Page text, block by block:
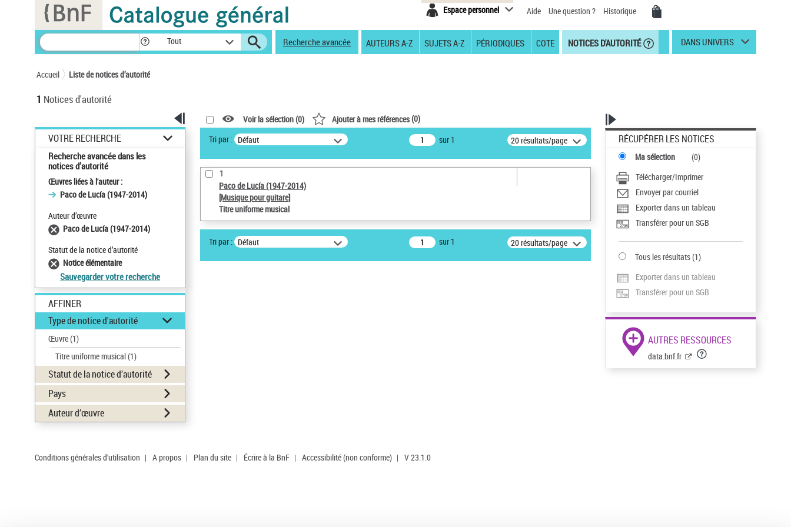
Espace personnel Aide Une question ? Historique
Tout Recherche avancée AUTEURS A-Z SUJETS A-Z PÉRIODIQUES COTE NOTICES D'AUTORITÉ DANS UNIVERS
Accueil Liste de notices d’autorité
1 Notices d'autorité
VOTRE RECHERCHE
Recherche avancée dans les
notices d’autorité
Œuvres liées à l'auteur :
Paco de Lucía (1947-2014)
Auteur d’œuvre
Paco de Lucía (1947-2014)
Statut de la notice d’autorité
Notice élémentaire
Sauvegarder votre recherche
AFFINER
Type de notice d'autorité
Œuvre(1)
Titre uniforme musical(1)
Statut de la notice d’autorité
Pays
Auteur d’œuvre
Voir la sélection (0) Ajouter à mes références(0)
Tri par : Défaut sur 1 20 résultats/page
1
Paco de Lucía (1947-2014)
[Musique pour guitare]
Titre uniforme musical
Tri par : Défaut sur 1 20 résultats/page
RÉCUPÉRER LES NOTICES
Ma sélection (0)
Télécharger/Imprimer
Envoyer par courriel
Exporter dans un tableau
Transférer pour un SGB
Tous les résultats(1)
Exporter dans un tableau
Transférer pour un SGB
AUTRES RESSOURCES
data.bnf.fr
Conditions générales d'utilisation | A propos | Plan du site | Écrire à la BnF | Accessibilité (non conforme) | V 23.1.0
Panneau de gestion des cookies